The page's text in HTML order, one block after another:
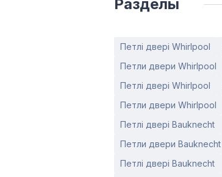
Разделы
Петлі двері Whirlpool
Петли двери Whirlpool
Петлі двері Whirlpool
Петли двери Whirlpool
Петлі двері Bauknecht
Петли двери Bauknecht
Петлі двері Bauknecht